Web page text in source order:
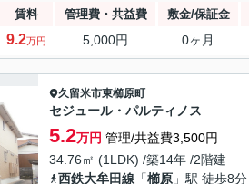
賃料 管理費・共益費 敷金/保証金
9.2万円 5,000円 0ヶ月
久留米市東櫛原町
セジュール・パルティノス
5.2万円 管理/共益費3,500円
34.76㎡ (1LDK) /築14年 /2階建
西鉄大牟田線 「櫛原 」駅 徒歩8分